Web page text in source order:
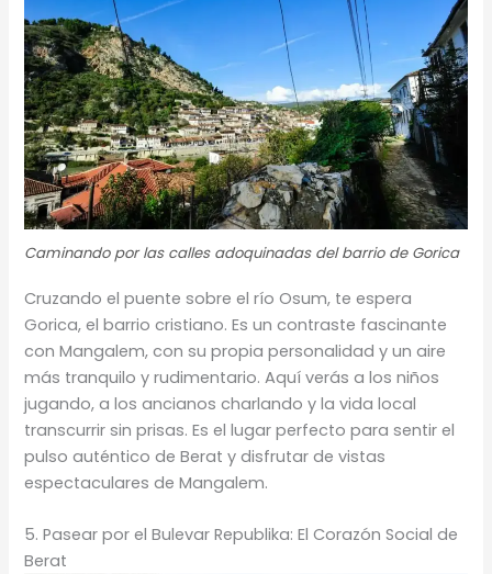
Caminando por las calles adoquinadas del barrio de Gorica
Cruzando el puente sobre el río Osum, te espera
Gorica, el barrio cristiano. Es un contraste fascinante
con Mangalem, con su propia personalidad y un aire
más tranquilo y rudimentario. Aquí verás a los niños
jugando, a los ancianos charlando y la vida local
transcurrir sin prisas. Es el lugar perfecto para sentir el
pulso auténtico de Berat y disfrutar de vistas
espectaculares de Mangalem.
5. Pasear por el Bulevar Republika: El Corazón Social de
Berat